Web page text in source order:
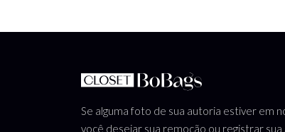
Se alguma foto de sua autoria estiver em
você desejar sua remoção ou registrar sua